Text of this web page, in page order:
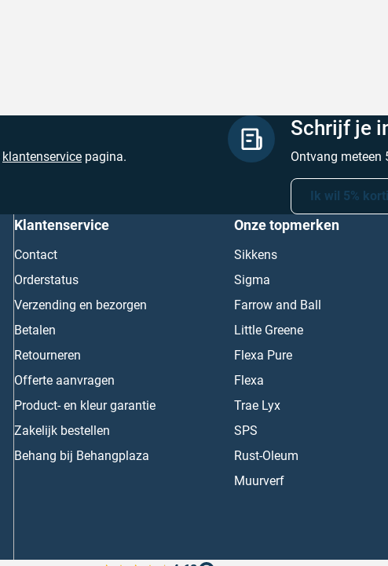
klantenservice pagina.
Schrijf je
Ontvang meteen
Ik wil 5%
Klantenservice
Contact
Orderstatus
Verzending en bezorgen
Betalen
Retourneren
Offerte aanvragen
Product- en kleur garantie
Zakelijk bestellen
Behang bij Behangplaza
Onze topmerken
Sikkens
Sigma
Farrow and Ball
Little Greene
Flexa Pure
Flexa
Trae Lyx
SPS
Rust-Oleum
Muurverf